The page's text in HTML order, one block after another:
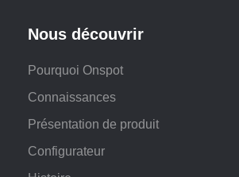
Nous découvrir
Pourquoi Onspot
Connaissances
Présentation de produit
Configurateur